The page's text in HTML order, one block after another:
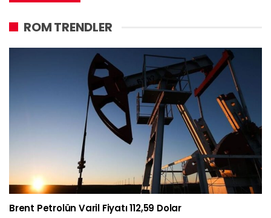
ROM TRENDLER
Brent Petrolün Varil Fiyatı 112,59 Dolar